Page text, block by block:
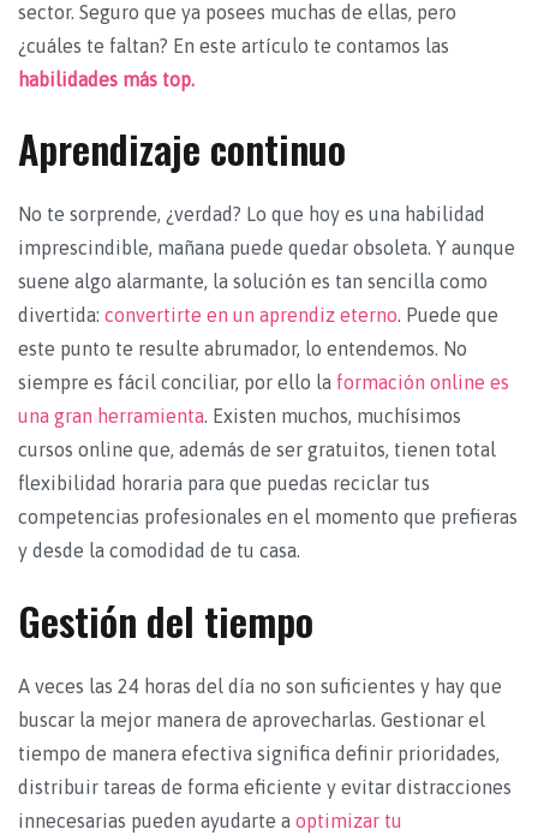
sector. Seguro que ya posees muchas de ellas, pero
¿cuáles te faltan? En este artículo te contamos las
habilidades más top.
Aprendizaje continuo
No te sorprende, ¿verdad? Lo que hoy es una habilidad
imprescindible, mañana puede quedar obsoleta. Y aunque
suene algo alarmante, la solución es tan sencilla como
divertida: convertirte en un aprendiz eterno. Puede que
este punto te resulte abrumador, lo entendemos. No
siempre es fácil conciliar, por ello la formación online es
una gran herramienta. Existen muchos, muchísimos
cursos online que, además de ser gratuitos, tienen total
flexibilidad horaria para que puedas reciclar tus
competencias profesionales en el momento que prefieras
y desde la comodidad de tu casa.
Gestión del tiempo
A veces las 24 horas del día no son suficientes y hay que
buscar la mejor manera de aprovecharlas. Gestionar el
tiempo de manera efectiva significa definir prioridades,
distribuir tareas de forma eficiente y evitar distracciones
innecesarias pueden ayudarte a optimizar tu